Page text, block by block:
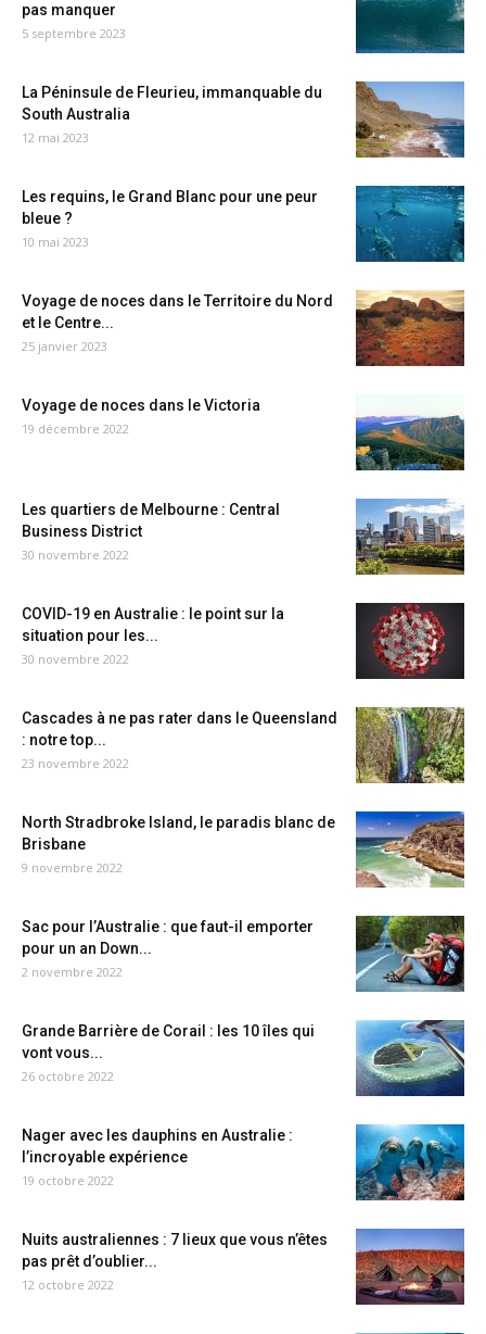
pas manquer
5 septembre 2023
La Péninsule de Fleurieu, immanquable du
South Australia
12 mai 2023
Les requins, le Grand Blanc pour une peur
bleue ?
10 mai 2023
Voyage de noces dans le Territoire du Nord
et le Centre...
25 janvier 2023
Voyage de noces dans le Victoria
19 décembre 2022
Les quartiers de Melbourne : Central
Business District
30 novembre 2022
COVID-19 en Australie : le point sur la
situation pour les...
30 novembre 2022
Cascades à ne pas rater dans le Queensland
: notre top...
23 novembre 2022
North Stradbroke Island, le paradis blanc de
Brisbane
9 novembre 2022
Sac pour l’Australie : que faut-il emporter
pour un an Down...
2 novembre 2022
Grande Barrière de Corail : les 10 îles qui
vont vous...
26 octobre 2022
Nager avec les dauphins en Australie :
l’incroyable expérience
19 octobre 2022
Nuits australiennes : 7 lieux que vous n’êtes
pas prêt d’oublier...
12 octobre 2022